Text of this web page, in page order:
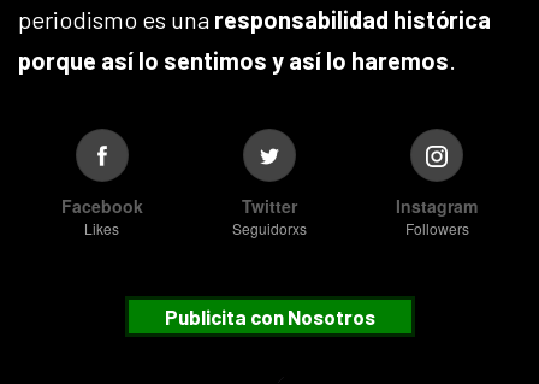
periodismo es una responsabilidad histórica
porque así lo sentimos y así lo haremos.
Facebook
Likes
Twitter
Seguidorxs
Instagram
Followers
Publicita con Nosotros